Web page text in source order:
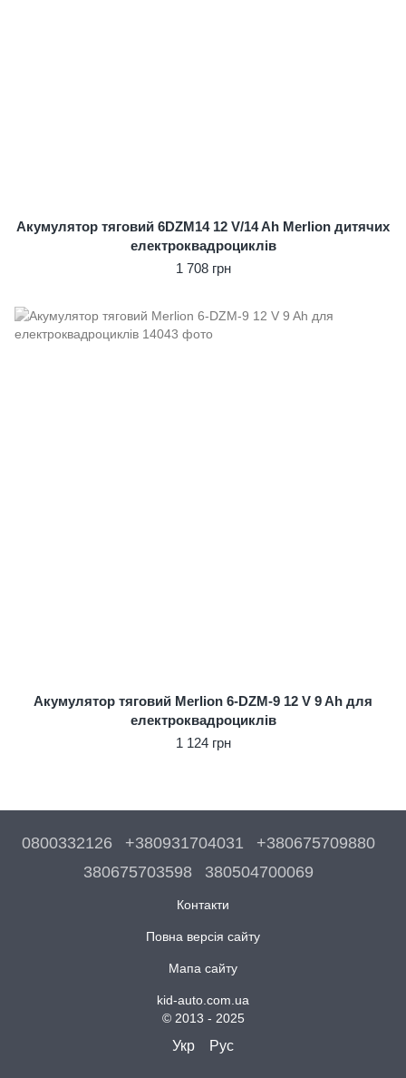
Акумулятор тяговий 6DZM14 12 V/14 Ah Merlion дитячих
електроквадроциклів
1 708 грн
Акумулятор тяговий Merlion 6-DZM-9 12 V 9 Ah для
електроквадроциклів
1 124 грн
0800332126 +380931704031
+380675709880
380675703598
380504700069
Контакти
Повна версія сайту
Мапа сайту
kid-auto.com.ua
© 2013 - 2025
Укр Рус